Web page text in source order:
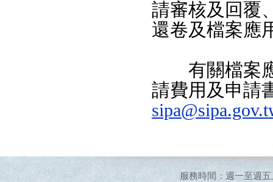
請審核及回覆
還卷及檔案應
有關檔案應
請費用及申請
服務時間：週一至週